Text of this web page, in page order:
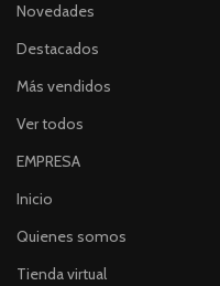
Novedades
Destacados
Más vendidos
Ver todos
EMPRESA
Inicio
Quienes somos
Tienda virtual